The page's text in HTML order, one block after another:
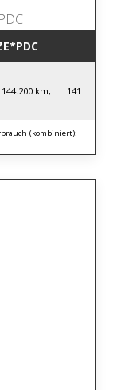
144.200 km, 141
(kombiniert):